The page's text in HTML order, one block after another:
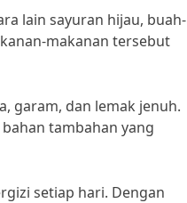
lain sayuran hijau, buah-
makanan tersebut
garam, dan lemak jenuh.
tambahan yang
setiap hari. Dengan